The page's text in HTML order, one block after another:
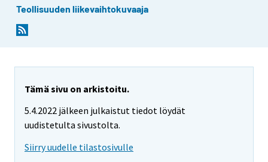
Teollisuuden liikevaihtokuvaaja
Tämä sivu on arkistoitu.
5.4.2022 jälkeen julkaistut tiedot löydät
uudistetulta sivustolta.
Siirry uudelle tilastosivulle